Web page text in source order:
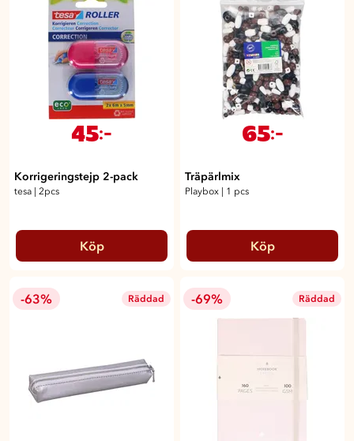
45:-
Korrigeringstejp 2-pack
tesa | 2pcs
Köp
65:-
Träpärlmix
Playbox | 1 pcs
Köp
-63% Räddad -69% Räddad